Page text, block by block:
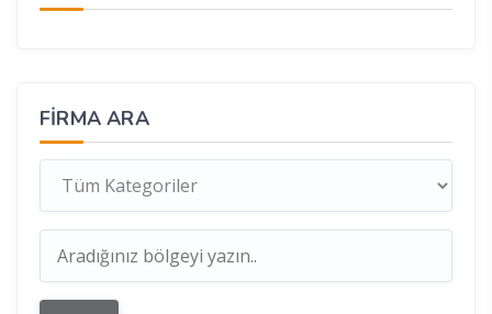
FIRMA ARA